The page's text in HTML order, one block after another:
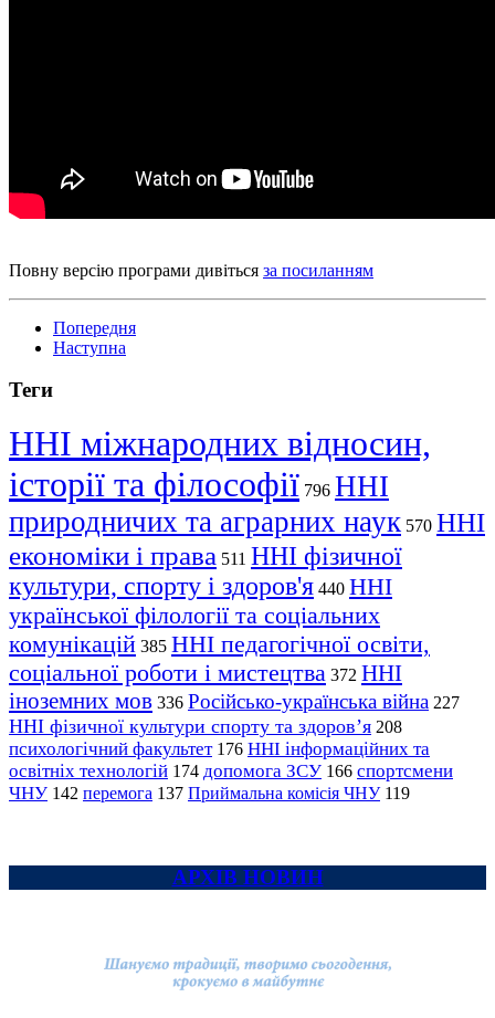
Повну версію програми дивіться за посиланням
Попередня
Наступна
Теги
ННІ міжнародних відносин,
історії та філософії 796 ННІ
природничих та аграрних наук 570 ННІ
економіки і права 511 ННІ фізичної
культури, спорту і здоров'я 440 ННІ
української філології та соціальних
комунікацій 385 ННІ педагогічної освіти,
соціальної роботи і мистецтва 372 ННІ
іноземних мов 336 Російсько-українська війна 227
ННІ фізичної культури спорту та здоров’я 208
психологічний факультет 176 ННІ інформаційних та
освітніх технологій 174 допомога ЗСУ 166 спортсмени
ЧНУ 142 перемога 137 Приймальна комісія ЧНУ 119
АРХІВ НОВИН